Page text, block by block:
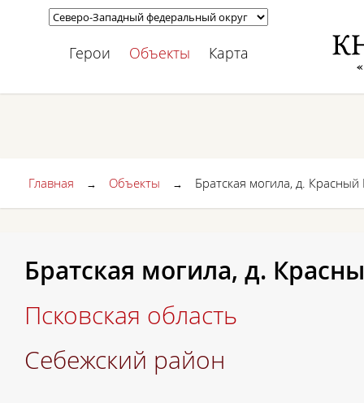
Герои Объекты Карта
Главная → Объекты → Братская могила, д. Красный
Братская могила, д.
Псковская область
Себежский район